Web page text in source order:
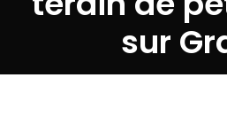
sur